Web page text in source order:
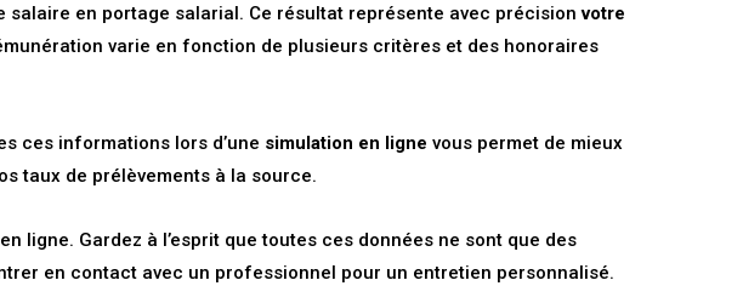
salaire en portage salarial. Ce résultat représente avec précisionvotre
varie en fonction de plusieurs critères et des honoraires
ces informations lors d’une simulation en ligne vous permet de mieux
taux de prélèvements à la source.
ligne. Gardez à l’esprit que toutes ces données ne sont que des
en contact avec un professionnel pour un entretien personnalisé.